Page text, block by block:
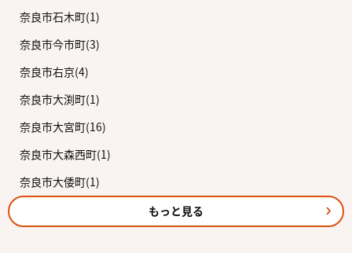
奈良市石木町(1)
奈良市今市町(3)
奈良市右京(4)
奈良市大渕町(1)
奈良市大宮町(16)
奈良市大森西町(1)
奈良市大倭町(1)
もっと見る